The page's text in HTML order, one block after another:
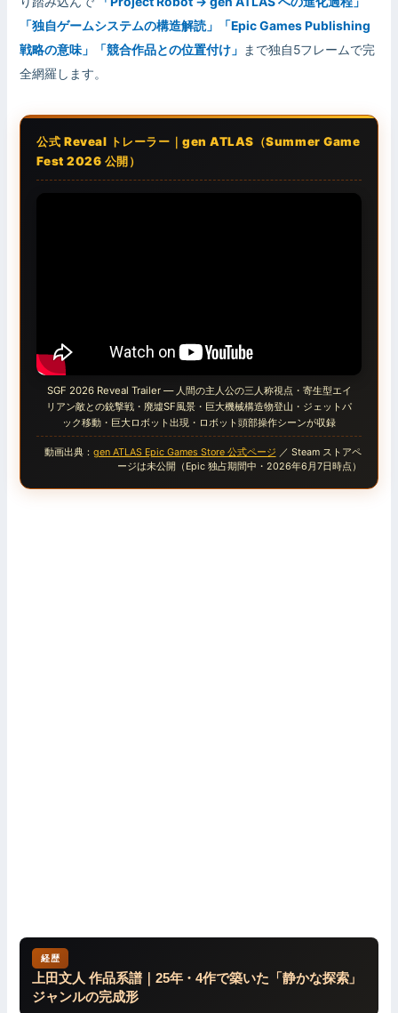
「独自ゲームシステムの構造解読」「Epic Games Publishing
戦略の意味」「競合作品との位置付け」
まで独自5フレームで完
全網羅します。
公式 Reveal トレーラー｜gen ATLAS（Summer Game
Fest 2026 公開）
SGF 2026 Reveal Trailer — 人間の主人公の三人称視点・寄生型エイ
リアン敵との銃撃戦・廃墟SF風景・巨大機械構造物登山・ジェットパ
ック移動・巨大ロボット出現・ロボット頭部操作シーンが収録
動画出典： gen ATLAS Epic Games Store 公式ページ ／ Steam ストアペ
ージは未公開（Epic 独占期間中・2026年6月7日時点）
経歴
上田文人 作品系譜｜25年・4作で築いた「静かな探索」
ジャンルの完成形